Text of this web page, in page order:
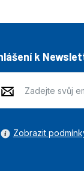
k
Zobrazit